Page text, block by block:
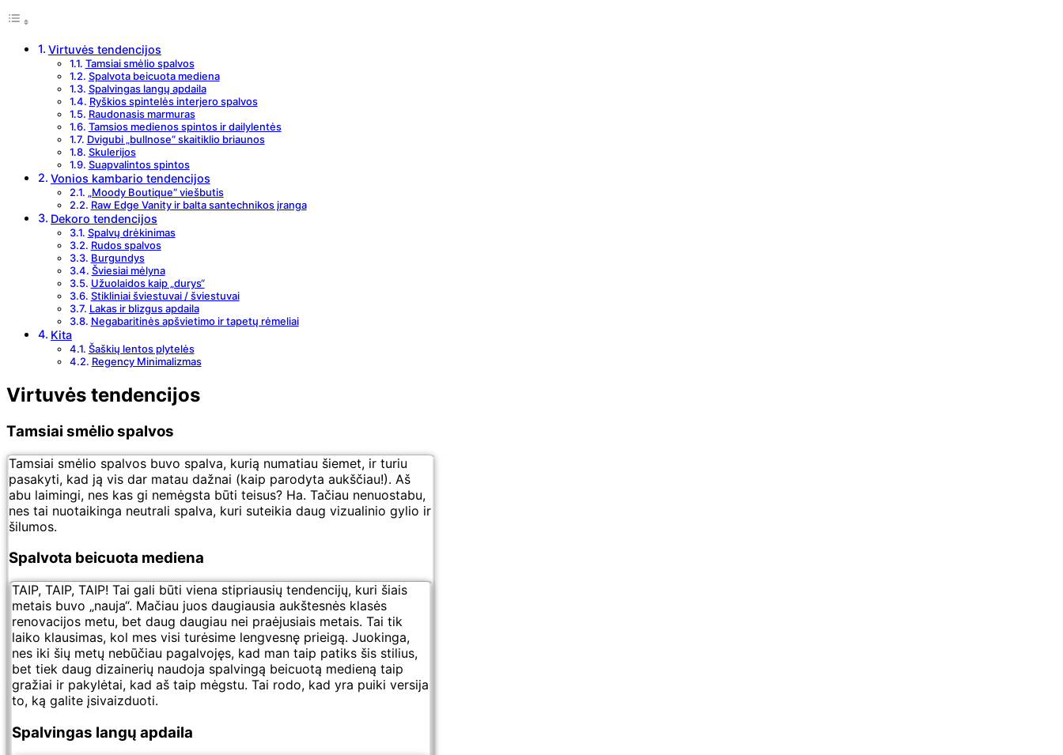
Virtuvės tendencijos
Tamsiai smėlio spalvos
Spalvota beicuota mediena
Spalvingas langų apdaila
Ryškios spintelės interjero spalvos
Raudonasis marmuras
Tamsios medienos spintos ir dailylentės
Dvigubi „bullnose“ skaitiklio briaunos
Skulerijos
Suapvalintos spintos
Vonios kambario tendencijos
„Moody Boutique“ viešbutis
Raw Edge Vanity ir balta santechnikos įranga
Dekoro tendencijos
Spalvų drėkinimas
Rudos spalvos
Burgundys
Šviesiai mėlyna
Užuolaidos kaip „durys“
Stikliniai šviestuvai / šviestuvai
Lakas ir blizgus apdaila
Negabaritinės apšvietimo ir tapetų rėmeliai
Kita
Šaškių lentos plytelės
Regency Minimalizmas
Virtuvės tendencijos
Tamsiai smėlio spalvos
Tamsiai smėlio spalvos buvo spalva, kurią numatiau šiemet, ir turiu
pasakyti, kad ją vis dar matau dažnai (kaip parodyta aukščiau!). Aš
abu laimingi, nes kas gi nemėgsta būti teisus? Ha. Tačiau nenuostabu,
nes tai nuotaikinga neutrali spalva, kuri suteikia daug vizualinio gylio ir
šilumos.
Spalvota beicuota mediena
TAIP, TAIP, TAIP! Tai gali būti viena stipriausių tendencijų, kuri šiais
metais buvo „nauja“. Mačiau juos daugiausia aukštesnės klasės
renovacijos metu, bet daug daugiau nei praėjusiais metais. Tai tik
laiko klausimas, kol mes visi turėsime lengvesnę prieigą. Juokinga,
nes iki šių metų nebūčiau pagalvojęs, kad man taip patiks šis stilius,
bet tiek daug dizainerių naudoja spalvingą beicuotą medieną taip
gražiai ir pakylėtai, kad aš taip mėgstu. Tai rodo, kad yra puiki versija
to, ką galite įsivaizduoti.
Spalvingas langų apdaila